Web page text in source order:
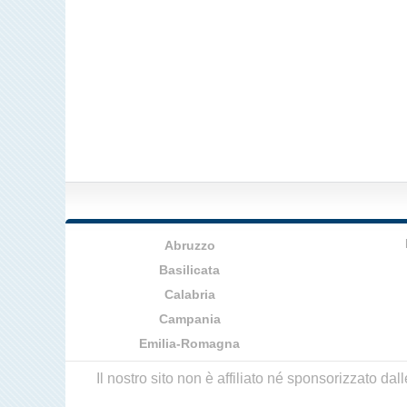
Abruzzo
Basilicata
Calabria
Campania
Emilia-Romagna
Il nostro sito non è affiliato né sponsorizzato